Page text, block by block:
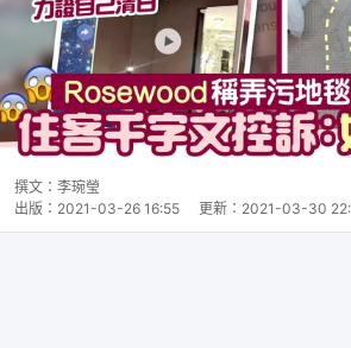
撰文： 李琬瑩
出版： 2021-03-26 16:55 更新： 2021-03-30